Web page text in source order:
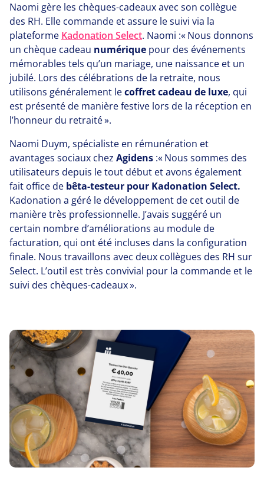
Naomi gère les chèques-cadeaux avec son collègue
des RH. Elle commande et assure le suivi via la
plateforme Kadonation Select. Naomi :​« Nous donnons
un chèque cadeau numérique pour des événements
mémorables tels qu’un mariage, une naissance et un
jubilé. Lors des célébrations de la retraite, nous
utilisons généralement lecoffret cadeau de luxe, qui
est présenté de manière festive lors de la réception en
l’honneur du retraité ».
Naomi Duym, spécialiste en rémunération et
avantages sociaux chez Agidens :​« Nous sommes des
utilisateurs depuis le tout début et avons également
fait office de bêta-testeur pour Kadonation Select.
Kadonation a géré le développement de cet outil de
manière très professionnelle. J’avais suggéré un
certain nombre d’améliorations au module de
facturation, qui ont été incluses dans la configuration
finale. Nous travaillons avec deux collègues des RH sur
Select. L’outil est très convivial pour la commande et le
suivi des chèques-cadeaux ».